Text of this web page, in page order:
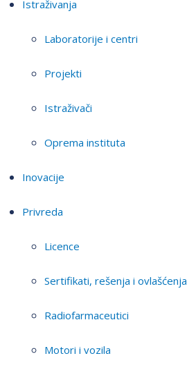
Istraživanja
Laboratorije i centri
Projekti
Istraživači
Oprema instituta
Inovacije
Privreda
Licence
Sertifikati, rešenja i ovlašćenja
Radiofarmaceutici
Motori i vozila